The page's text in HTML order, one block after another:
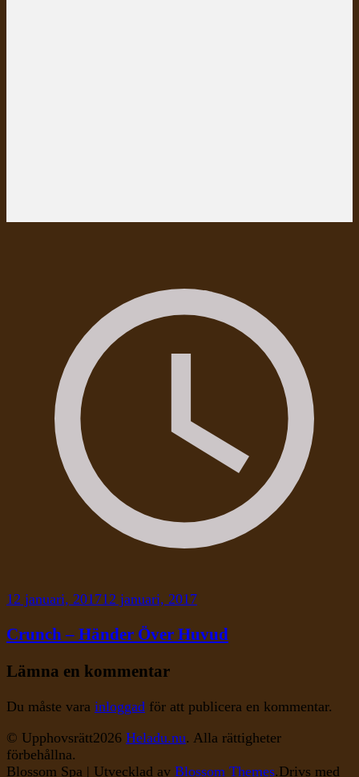
12 januari, 201712 januari, 2017
Crunch – Händer Över Huvud
Lämna en kommentar
Du måste vara inloggad för att publicera en kommentar.
© Upphovsrätt2026 Heladu.nu. Alla rättigheter
förbehållna.
Blossom Spa | Utvecklad av Blossom Themes.Drivs med